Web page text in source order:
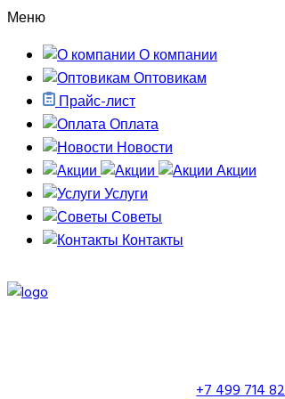
Меню
О компании
Оптовикам
Прайс-лист
Оплата
Новости
Акции
Услуги
Советы
Контакты
+7 499 714